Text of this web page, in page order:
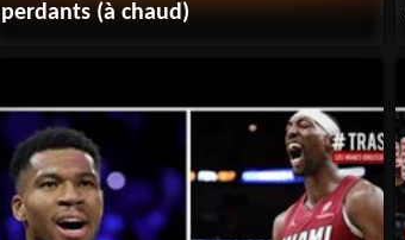
perdants (à chaud)